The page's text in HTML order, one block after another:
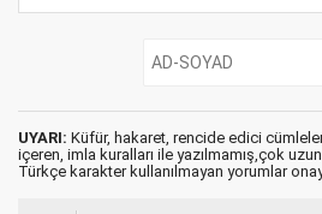
UYARI: Küfür, hakaret, rencide edici
içeren, imla kuralları ile yazılmamış,çok
Türkçe karakter kullanılmayan yorumlar